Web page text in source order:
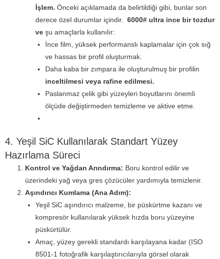
İşlem. Önceki açıklamada da belirtildiği gibi, bunlar son
derece özel durumlar içindir. 6000# ultra ince bir tozdur
veşu amaçlarla kullanılır:
İnce film, yüksek performanslı kaplamalar için çok sığ
ve hassas bir profil oluşturmak.
Daha kaba bir zımpara ile oluşturulmuş bir profilin
inceltilmesi veya rafine edilmesi.
Paslanmaz çelik gibi yüzeyleri boyutlarını önemli
ölçüde değiştirmeden temizleme ve aktive etme.
4. Yeşil SiC Kullanılarak Standart Yüzey
Hazırlama Süreci
Kontrol ve Yağdan Arındırma: Boru kontrol edilir ve
üzerindeki yağ veya gres çözücüler yardımıyla temizlenir.
Aşındırıcı Kumlama (Ana Adım):
Yeşil SiC aşındırıcı malzeme, bir püskürtme kazanı ve
kompresör kullanılarak yüksek hızda boru yüzeyine
püskürtülür.
Amaç, yüzey gerekli standardı karşılayana kadar (ISO
8501-1 fotoğrafik karşılaştırıcılarıyla görsel olarak